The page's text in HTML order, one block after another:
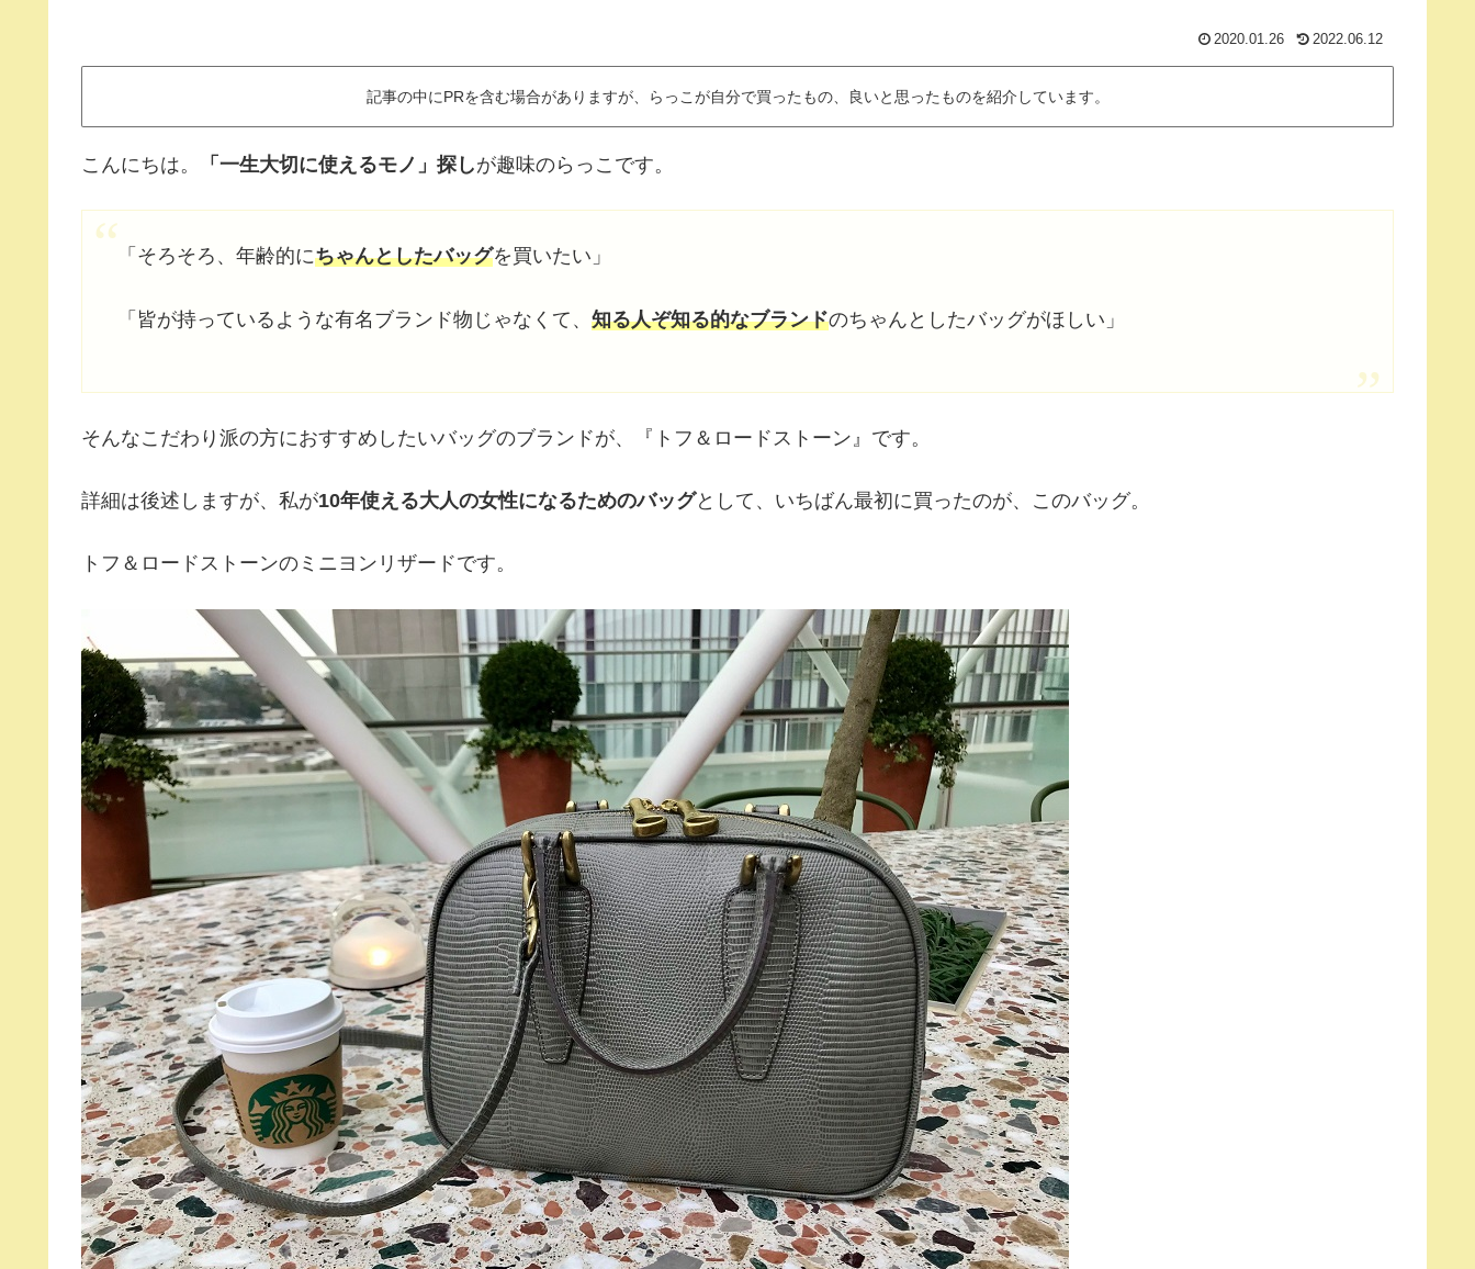
2020.01.26 2022.06.12
記事の中にPRを含む場合がありますが、らっこが自分で買ったもの、良いと思ったものを紹介しています。
こんにちは。 「一生大切に使えるモノ」探しが趣味のらっこです。
「そろそろ、年齢的にちゃんとしたバッグを買いたい」
「皆が持っているような有名ブランド物じゃなくて、知る人ぞ知る的なブランドのちゃんとしたバッグがほしい」
そんなこだわり派の方におすすめしたいバッグのブランドが、『トフ＆ロードストーン』です。
詳細は後述しますが、私が10年使える大人の女性になるためのバッグとして、いちばん最初に買ったのが、このバッグ。
トフ＆ロードストーンのミニヨンリザードです。